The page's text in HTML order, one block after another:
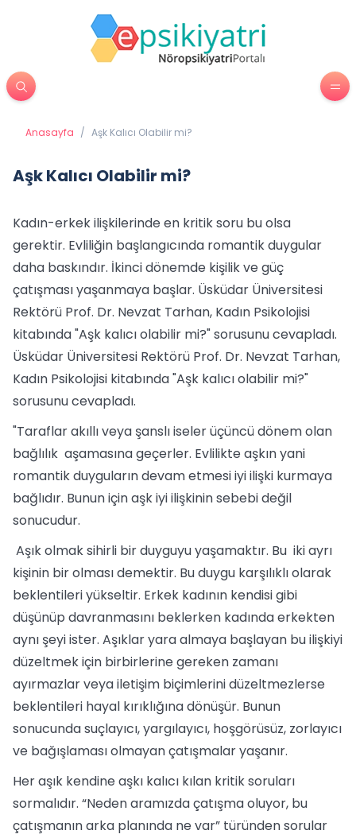
Anasayfa / Aşk Kalıcı Olabilir mi?
Aşk Kalıcı Olabilir mi?
Kadın-erkek ilişkilerinde en kritik soru bu olsa
gerektir. Evliliğin başlangıcında romantik duygular
daha baskındır. İkinci dönemde kişilik ve güç
çatışması yaşanmaya başlar. Üsküdar Üniversitesi
Rektörü Prof. Dr. Nevzat Tarhan, Kadın Psikolojisi
kitabında "Aşk kalıcı olabilir mi?" sorusunu cevapladı.
Üsküdar Üniversitesi Rektörü Prof. Dr. Nevzat Tarhan,
Kadın Psikolojisi kitabında "Aşk kalıcı olabilir mi?"
sorusunu cevapladı.
"Taraflar akıllı veya şanslı iseler üçüncü dönem olan
bağlılık aşamasına geçerler. Evlilikte aşkın yani
romantik duyguların devam etmesi iyi ilişki kurmaya
bağlıdır. Bunun için aşk iyi ilişkinin sebebi değil
sonucudur.
Aşık olmak sihirli bir duyguyu yaşamaktır. Bu iki ayrı
kişinin bir olması demektir. Bu duygu karşılıklı olarak
beklentileri yükseltir. Erkek kadının kendisi gibi
düşünüp davranmasını beklerken kadında erkekten
aynı şeyi ister. Aşıklar yara almaya başlayan bu ilişkiyi
düzeltmek için birbirlerine gereken zamanı
ayırmazlar veya iletişim biçimlerini düzeltmezlerse
beklentileri hayal kırıklığına dönüşür. Bunun
sonucunda suçlayıcı, yargılayıcı, hoşgörüsüz, zorlayıcı
ve bağışlaması olmayan çatışmalar yaşanır.
Her aşık kendine aşkı kalıcı kılan kritik soruları
sormalıdır. “Neden aramızda çatışma oluyor, bu
çatışmanın arka planında ne var” türünden sorular